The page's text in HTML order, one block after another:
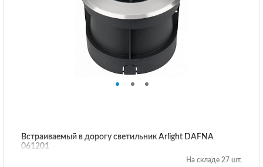
Встраиваемый в дорогу светильник Arlight DAFNA
061201
На складе 27 шт.